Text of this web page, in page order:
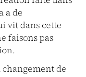
a de
vit dans cette
faisons pas
de